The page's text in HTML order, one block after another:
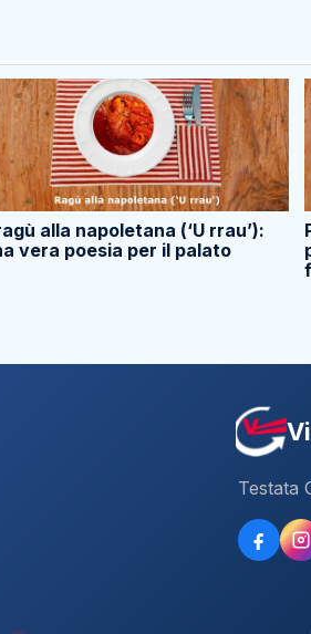
alla napoletana (‘U rrau’):
vera poesia per il palato
Testata